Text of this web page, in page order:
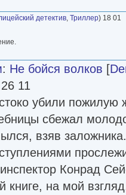
детектив, Триллер) 18 01
: Не бойся волков [
11
убили пожилую
сбежал
взяв заложника.
Конрад
книге, на мой